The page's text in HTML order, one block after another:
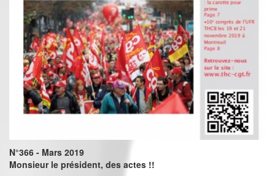
N°366 - Mars 2019
Monsieur le président, des actes !!